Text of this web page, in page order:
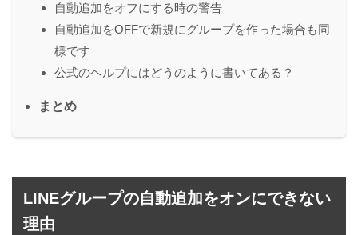
自動追加をオフにする時の警告
自動追加をOFFで新規にグループを作った場合も同
様です
公式のヘルプにはどうのように書いてある？
まとめ
LINEグループの自動追加をオンにできない
理由